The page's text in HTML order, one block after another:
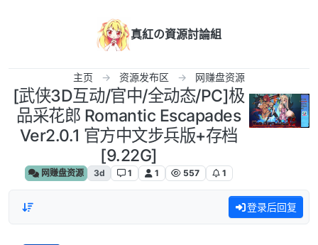
真紅の資源討論組
主页 资源发布区 网赚盘资源
[武侠3D互动/官中/全动态/PC]极
品采花郎 Romantic Escapades
Ver2.0.1 官方中文步兵版+存档
[9.22G]
网赚盘资源 3d 1 1 557 1
登录后回复